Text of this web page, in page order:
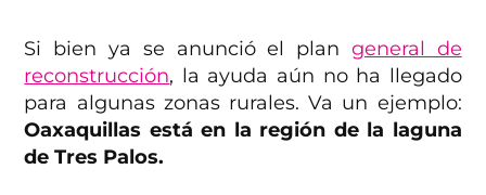
Si bien ya se anunció el plan general de
reconstrucción, la ayuda aún no ha llegado
para algunas zonas rurales. Va un ejemplo:
Oaxaquillas está en la región de la laguna
de Tres Palos.